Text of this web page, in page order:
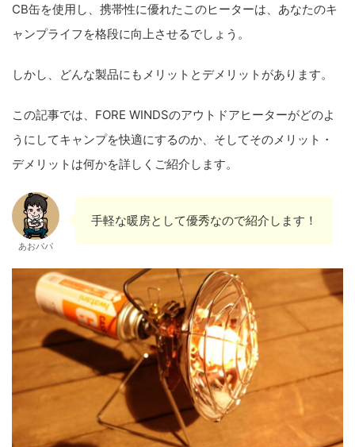
CB缶を使用し、携帯性に優れたこのヒーターは、あなたのキ
ャンプライフを格段に向上させるでしょう。
しかし、どんな製品にもメリットとデメリットがあります。
この記事では、FORE WINDSのアウトドアヒーターがどのよ
うにしてキャンプを快適にするのか、そしてそのメリット・
デメリットは何かを詳しくご紹介します。
あおパパ
手軽な暖房として優秀なので紹介します！